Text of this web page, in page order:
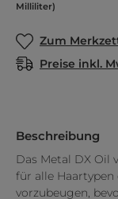
Milliliter)
Zum
Preise inkl.
Beschreibung
Das Metal DX Oil
für alle
vorzubeugen,